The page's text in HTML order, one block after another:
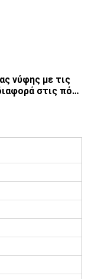
νύφης με τις
στις πό…